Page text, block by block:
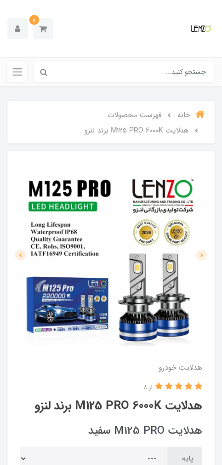
0
خانه
فهرست محصولات
هدلایت M125 PRO 6000K برند لنزو
هدلایت خودرو
هدلایت M125 PRO 6000K برند لنزو
از 8
هدلایت M125 PRO سفید
پایه